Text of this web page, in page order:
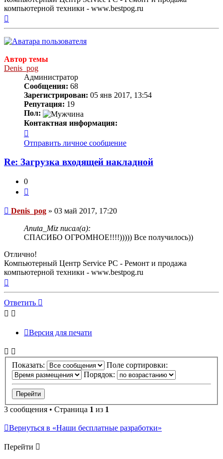
компьютерной техники - www.bestpog.ru
Автор темы
Denis_pog
Администратор
Сообщения: 68
Зарегистрирован: 05 янв 2017, 13:54
Репутация: 19
Пол:
Контактная информация:
информация
пользователя
Отправить личное сообщение
Re: Загрузка входящей накладной
0
Сообщение
Denis_pog » 03 май 2017, 17:20
Anuta_Miz писал(а):
СПАСИБО ОГРОМНОЕ!!!!))))) Все получилось))
Отлично!
Компьютерный Центр Service PC - Ремонт и продажа
компьютерной техники - www.bestpog.ru
началу
Ответить
Версия для печати
Показать:
Поле сортировки:
Порядок:
3 сообщения • Страница 1 из 1
Вернуться в «Наши бесплатные разработки»
Перейти